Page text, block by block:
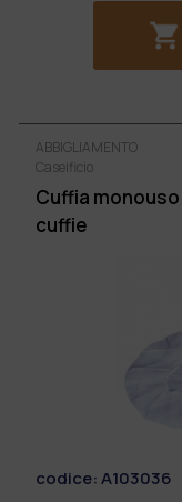
ABBIGLIAMENTO
Caseificio
Cuffia
cuffie
codice:A103036